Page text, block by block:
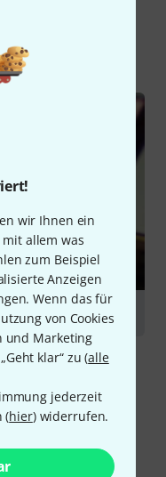
wir Ihnen ein
allem was
zum Beispiel
Anzeigen
Wenn das für
von Cookies
und Marketing
klar“ zu (alle
jederzeit
(hier) widerrufen.